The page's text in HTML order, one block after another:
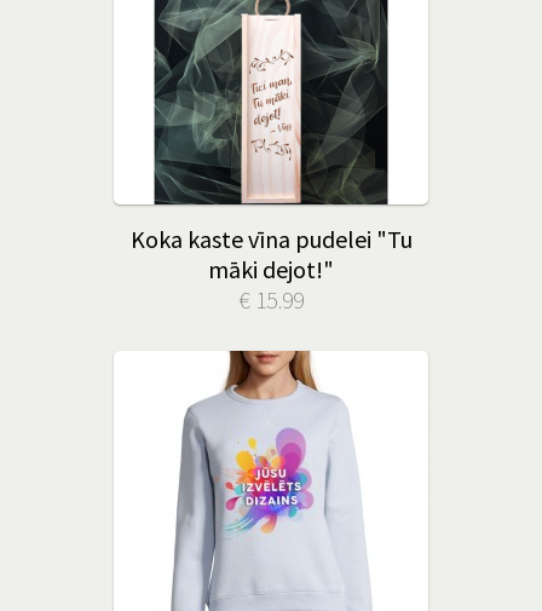
Koka kaste vīna pudelei "Tu
māki dejot!"
€ 15.99